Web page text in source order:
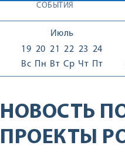
СОБЫТИЯ
Июль
19
Вс
20
Пн
21
Вт
22
Ср
23
Чт
24
Пт
НОВОСТЬ
ПРОЕКТЫ